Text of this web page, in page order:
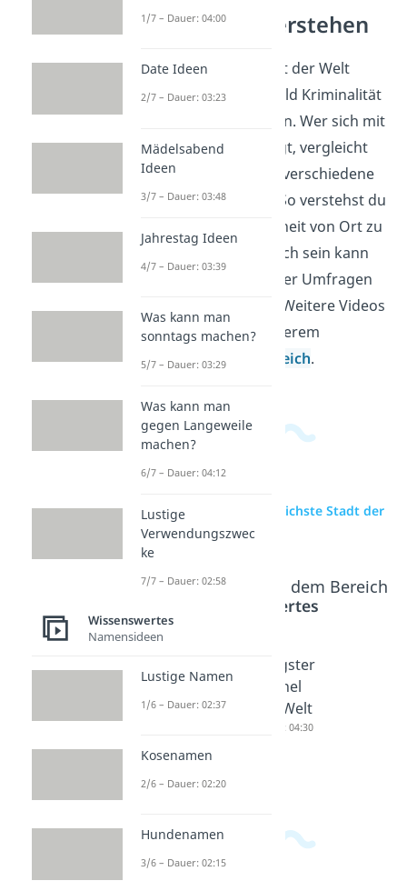
Kriminalität verstehen
Die gefährlichste Stadt der Welt
gehört zum Themenfeld Kriminalität
in Städten und Ländern. Wer sich mit
Kriminalität beschäftigt, vergleicht
Städte, Regionen und verschiedene
Arten von Straftaten. So verstehst du
besser, warum Sicherheit von Ort zu
Ort sehr unterschiedlich sein kann
und wie Ranglisten oder Umfragen
ein Bild davon geben. Weitere Videos
dazu findest du in unserem
Allgemeinwissensbereich.
zur Videoseite: Gefährlichste Stadt der
Welt
Beliebte Inhalte aus dem Bereich
Wissenswertes
e Stadt
der Welt
s
Gebäud
Welt
Längster
Tunnel
der Welt
Dauer: 04:30
1/7 – Dauer: 04:00
Date Ideen
2/7 – Dauer: 03:23
Mädelsabend
Ideen
3/7 – Dauer: 03:48
Jahrestag Ideen
4/7 – Dauer: 03:39
Was kann man
sonntags machen?
5/7 – Dauer: 03:29
Was kann man
gegen Langeweile
machen?
6/7 – Dauer: 04:12
Lustige
Verwendungszwec
ke
7/7 – Dauer: 02:58
Wissenswertes
Namensideen
Lustige Namen
1/6 – Dauer: 02:37
Kosenamen
2/6 – Dauer: 02:20
Hundenamen
3/6 – Dauer: 02:15